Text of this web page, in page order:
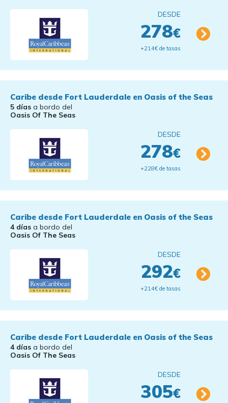
DESDE
278€
+214€ de tasas
Caribe desde Fort Lauderdale en Oasis of the Seas
5 días a bordo del
Oasis Of The Seas
DESDE
278€
+228€ de tasas
Caribe desde Fort Lauderdale en Oasis of the Seas
4 días a bordo del
Oasis Of The Seas
DESDE
292€
+214€ de tasas
Caribe desde Fort Lauderdale en Oasis of the Seas
4 días a bordo del
Oasis Of The Seas
DESDE
305€